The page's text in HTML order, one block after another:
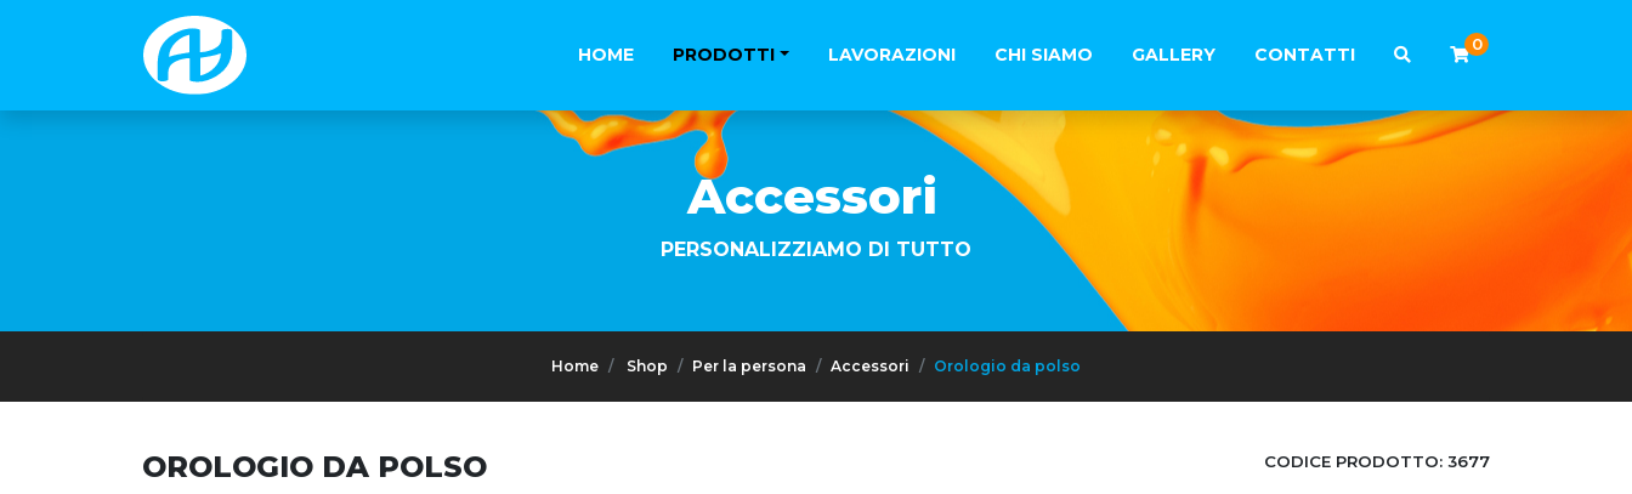
HOME PRODOTTI LAVORAZIONI CHI SIAMO GALLERY CONTATTI 0
Accessori
PERSONALIZZIAMO DI TUTTO
Home Shop Per la persona Accessori Orologio da polso
OROLOGIO DA POLSO CODICE PRODOTTO: 3677